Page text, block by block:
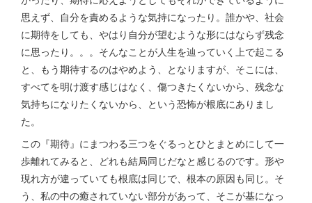
思えず、自分を責めるような気持になったり。誰かや、社会
に期待をしても、やはり自分が望むような形にはならず残念
に思ったり。。。そんなことが人生を辿っていく上で起こる
と、もう期待するのはやめよう、となりますが、そこには、
すべてを明け渡す感じはなく、傷つきたくないから、残念な
気持ちになりたくないから、という恐怖が根底にありまし
た。
この『期待』にまつわる三つをぐるっとひとまとめにして一
歩離れてみると、どれも結局同じだなと感じるのです。形や
現れ方が違っていても根底は同じで、根本の原因も同じ。そ
う、私の中の癒されていない部分があって、そこが基になっ